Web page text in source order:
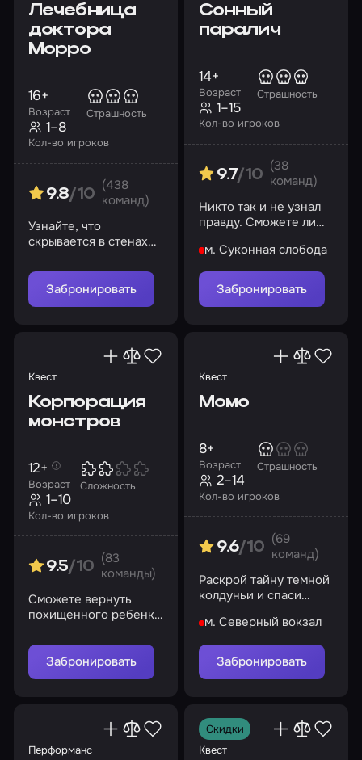
Лечебница
доктора
Морро
Возраст
16+
Страшность
Кол-во игроков
1–8
9.8/10
(438
команд)
Узнайте, что
скрывается в стенах
Уверены, что здесь
безопасно?
Забронировать
Сонный
паралич
Возраст
14+
Страшность
Кол-во игроков
1–15
9.7/10
(38
команд)
Никто так и не узнал
правду. Сможете ли
м. Суконная слобода
Забронировать
Квест
Корпорация
монстров
Возраст
12+
Сложность
Кол-во игроков
1–10
9.5/10
(83
команды)
Сможете вернуть
похищенного ребенка
Забронировать
Квест
Момо
Возраст
8+
Страшность
Кол-во игроков
2–14
9.6/10
(69
команд)
Раскрой тайну темной
колдуньи и спаси
м. Северный вокзал
Забронировать
Перформанс
Скидки
Квест